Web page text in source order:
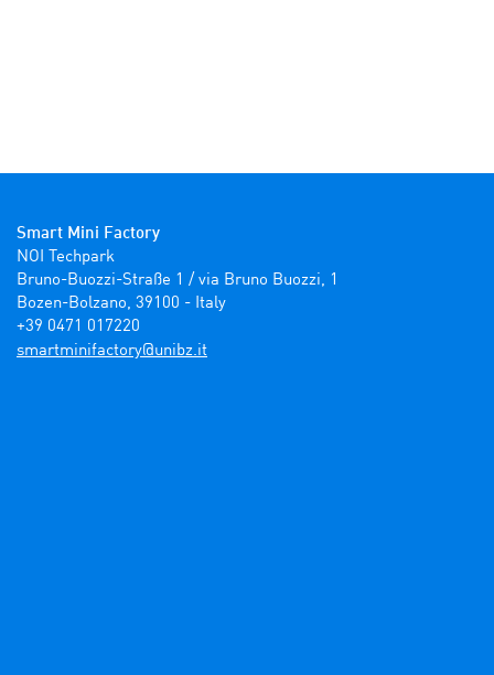
Smart Mini Factory
NOI Techpark
Bruno-Buozzi-Straße 1 / via Bruno Buozzi, 1
Bozen-Bolzano, 39100 - Italy
+39 0471 017220
ti.zbinu@yrotcafinimtrams